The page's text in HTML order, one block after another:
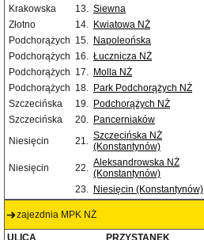
Krakowska
13. Siewna
Złotno
14. Kwiatowa NŻ
Podchorążych 15. Napoleońska
Podchorążych 16. Łucznicza NŻ
Podchorążych 17. Molla NŻ
Podchorążych 18. Park Podchorążych NŻ
Szczecińska
19. Podchorążych NŻ
Szczecińska
20. Pancerniaków
Niesięcin
21. Szczecińska NŻ
(Konstantynów)
Niesięcin
22. Aleksandrowska NŻ
(Konstantynów)
23. Niesięcin (Konstantynów)
zajezdnia MPK NŻ
ULICA PRZYSTANEK